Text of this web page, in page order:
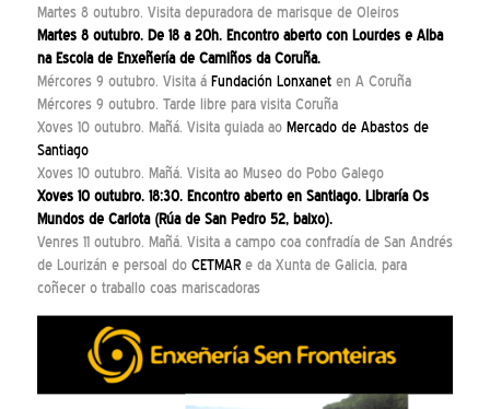
Martes 8 outubro. Visita depuradora de marisque de Oleiros
Martes 8 outubro. De 18 a 20h. Encontro aberto con Lourdes e Alba
na Escola de Enxeñería de Camiños da Coruña.
Mércores 9 outubro. Visita á Fundación Lonxaneten A Coruña
Mércores 9 outubro. Tarde libre para visita Coruña
Xoves 10 outubro. Mañá. Visita guiada ao Mercado de Abastos de
Santiago
Xoves 10 outubro. Mañá. Visita ao Museo do Pobo Galego
Xoves 10 outubro. 18:30. Encontro aberto en Santiago. Libraría Os
Mundos de Carlota (Rúa de San Pedro 52, baixo).
Venres 11 outubro. Mañá. Visita a campo coa confradía de San Andrés
de Lourizán e persoal do CETMARe da Xunta de Galicia, para
coñecer o traballo coas mariscadoras